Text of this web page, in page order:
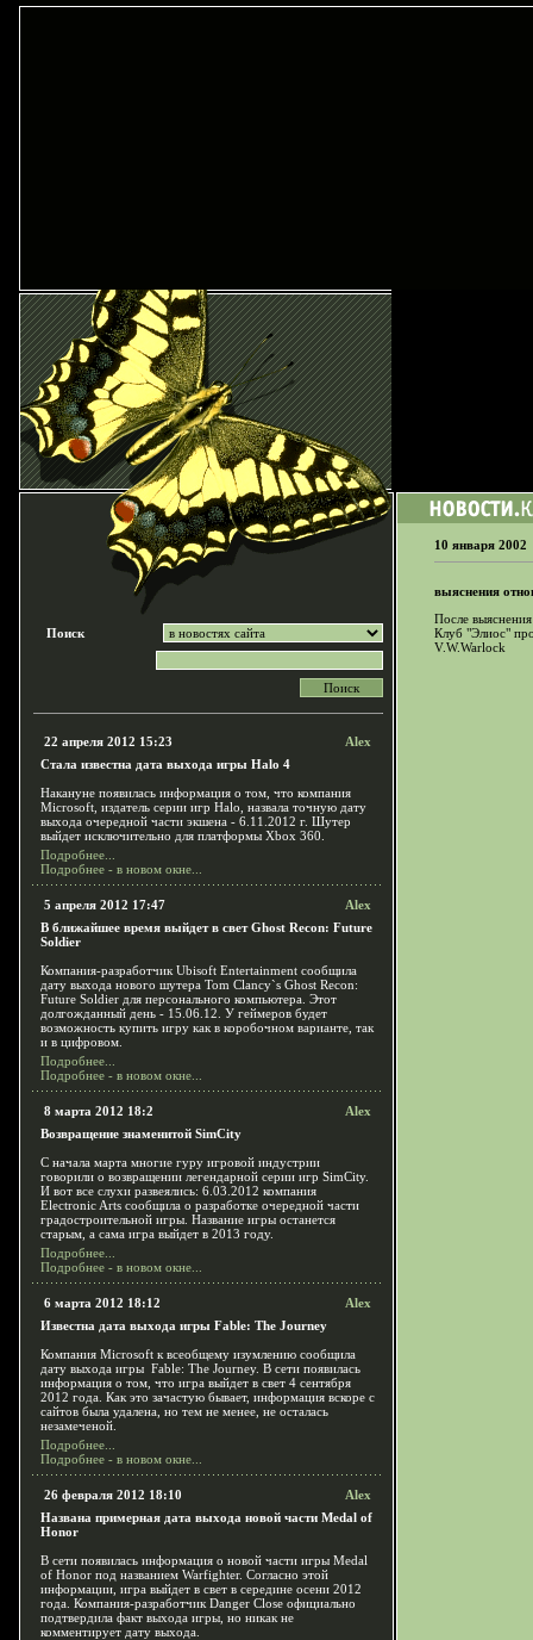
Поиск
22 апреля 2012 15:23
Alex
Стала известна дата выхода игры Halo 4
Накануне появилась информация о том, что компания
Microsoft, издатель серии игр Halo, назвала точную дату
выхода очередной части экшена - 6.11.2012 г. Шутер
выйдет исключительно для платформы Xbox 360.
Подробнее...
Подробнее - в новом окне...
5 апреля 2012 17:47
Alex
В ближайшее время выйдет в свет Ghost Recon: Future
Soldier
Компания-разработчик Ubisoft Entertainment сообщила
дату выхода нового шутера Tom Clancy`s Ghost Recon:
Future Soldier для персонального компьютера. Этот
долгожданный день - 15.06.12. У геймеров будет
возможность купить игру как в коробочном варианте, так
и в цифровом.
Подробнее...
Подробнее - в новом окне...
8 марта 2012 18:2
Alex
Возвращение знаменитой SimCity
С начала марта многие гуру игровой индустрии
говорили о возвращении легендарной серии игр SimCity.
И вот все слухи развеялись: 6.03.2012 компания
Electronic Arts сообщила о разработке очередной части
градостроительной игры. Название игры останется
старым, а сама игра выйдет в 2013 году.
Подробнее...
Подробнее - в новом окне...
6 марта 2012 18:12
Alex
Известна дата выхода игры Fable: The Journey
Компания Microsoft к всеобщему изумлению сообщила
дату выхода игры Fable: The Journey. В сети появилась
информация о том, что игра выйдет в свет 4 сентября
2012 года. Как это зачастую бывает, информация вскоре с
сайтов была удалена, но тем не менее, не осталась
незамеченой.
Подробнее...
Подробнее - в новом окне...
26 февраля 2012 18:10
Alex
Названа примерная дата выхода новой части Medal of
Honor
В сети появилась информация о новой части игры Medal
of Honor под названием Warfighter. Согласно этой
информации, игра выйдет в свет в середине осени 2012
года. Компания-разработчик Danger Close официально
подтвердила факт выхода игры, но никак не
комментирует дату выхода.
10 января 2002
выяснения
После
Клуб "Элиос"
V.W.Warlock